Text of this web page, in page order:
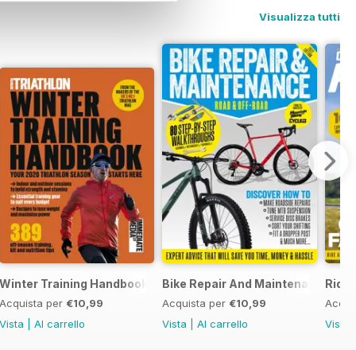
Visualizza tutti
Winter Training Handbook
Acquista per €10,99
Vista
Al carrello
Bike Repair And Maintenance
Acquista per €10,99
Vista
Al carrello
Ride
Vista